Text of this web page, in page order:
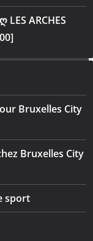
LES ARCHES
Bruxelles City
Bruxelles City
sport